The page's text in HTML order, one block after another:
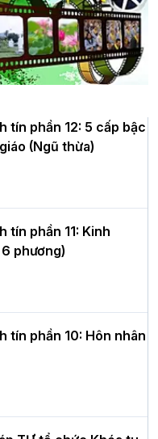
lại
lần
thứ
mùa
tân
đắc
Hải
tín phần 12: 5 cấp bậc
(Ngũ thừa)
tín phần 11: Kinh
phương)
tín phần 10: Hôn nhân